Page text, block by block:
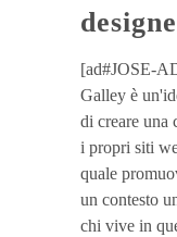
[ad#JOSE-
Galley è
di creare una
i propri siti
quale
un contesto
chi vive in